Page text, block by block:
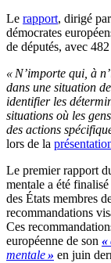
Le rapport, dirigé
démocrates
de députés, avec
« N’importe qui, à
dans une situation
identifier les
situations où les
des actions
lors de la
Le premier rapport
mentale a été
des États membres
recommandations
Ces
européenne de son «
mentale» en juin